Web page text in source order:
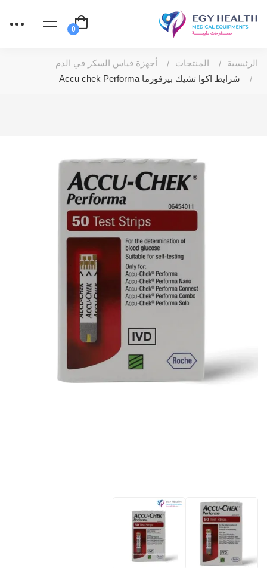
الرئيسية المنتجات
أجهزة قياس السكر في الدم
شرايط اكوا تشيك بيرفورما Accu chek Performa